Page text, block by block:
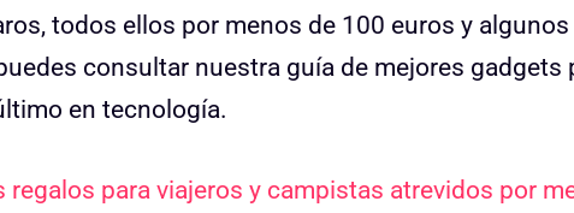
todos ellos por menos de 100 euros y
consultar nuestra guía de mejores gadgets
en tecnología.
regalos para viajeros y campistas atrevidos por